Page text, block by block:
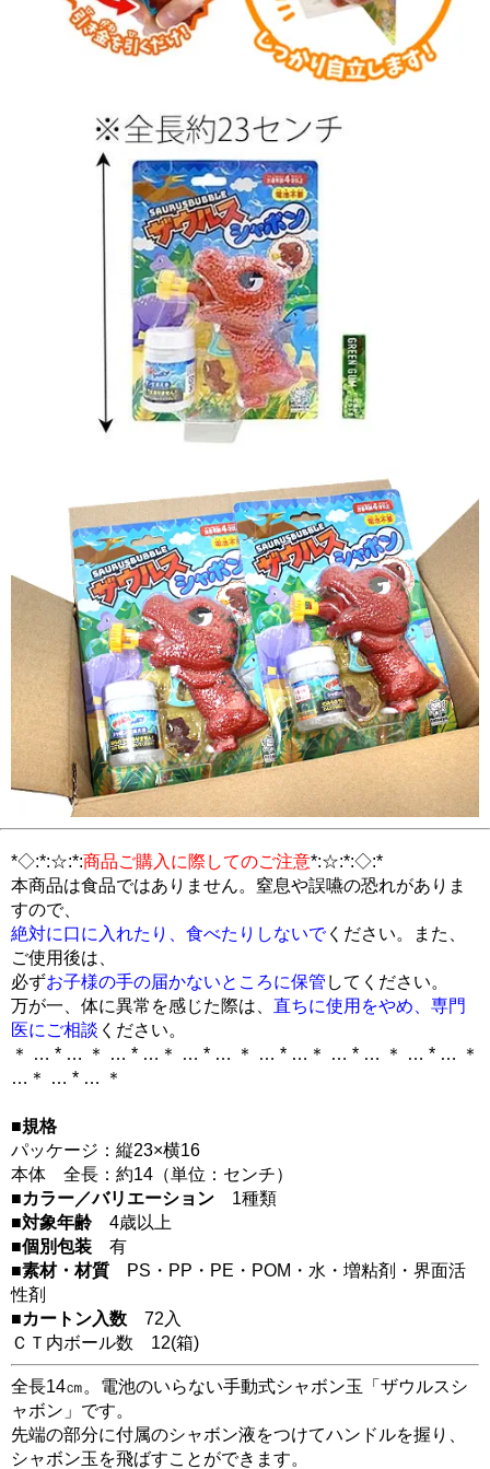
*◇:*:☆:*:商品ご購入に際してのご注意*:☆:*:◇:*
本商品は食品ではありません。窒息や誤嚥の恐れがありま
すので、
絶対に口に入れたり、食べたりしないでください。また、
ご使用後は、
必ずお子様の手の届かないところに保管 してください。
万が一、体に異常を感じた際は、 直ちに使用をやめ、専門
医にご相談 ください。
＊ … * … ＊ … * …＊ … * … ＊ … * …＊ … * … ＊ … * … ＊
…＊ … * … ＊
■規格
パッケージ：縦23×横16
本体 全長：約14（単位：センチ）
■カラー／バリエーション 1種類
■対象年齢 4歳以上
■個別包装 有
■素材・材質 PS・PP・PE・POM・水・増粘剤・界面活
性剤
■カートン入数 72入
ＣＴ内ボール数 12(箱)
全長14㎝。電池のいらない手動式シャボン玉「ザウルスシ
ャボン」です。
先端の部分に付属のシャボン液をつけてハンドルを握り、
シャボン玉を飛ばすことができます。